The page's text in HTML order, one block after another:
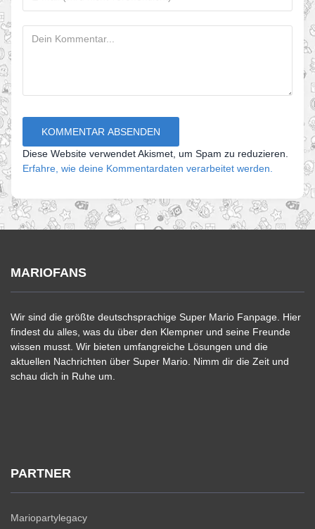
Diese Website verwendet Akismet, um Spam zu reduzieren.
Erfahre, wie deine Kommentardaten verarbeitet werden.
MARIOFANS
Wir sind die größte deutschsprachige Super Mario Fanpage. Hier
findest du alles, was du über den Klempner und seine Freunde
wissen musst. Wir bieten umfangreiche Lösungen und die
aktuellen Nachrichten über Super Mario. Nimm dir die Zeit und
schau dich in Ruhe um.
PARTNER
Mariopartylegacy